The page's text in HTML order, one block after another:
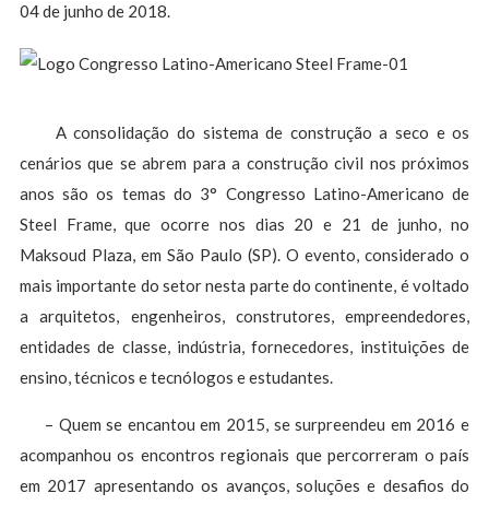
04 de junho de 2018.
A consolidação do sistema de construção a seco e os
cenários que se abrem para a construção civil nos próximos
anos são os temas do 3° Congresso Latino-Americano de
Steel Frame, que ocorre nos dias 20 e 21 de junho, no
Maksoud Plaza, em São Paulo (SP). O evento, considerado o
mais importante do setor nesta parte do continente, é voltado
a arquitetos, engenheiros, construtores, empreendedores,
entidades de classe, indústria, fornecedores, instituições de
ensino, técnicos e tecnólogos e estudantes.
– Quem se encantou em 2015, se surpreendeu em 2016 e
acompanhou os encontros regionais que percorreram o país
em 2017 apresentando os avanços, soluções e desafios do